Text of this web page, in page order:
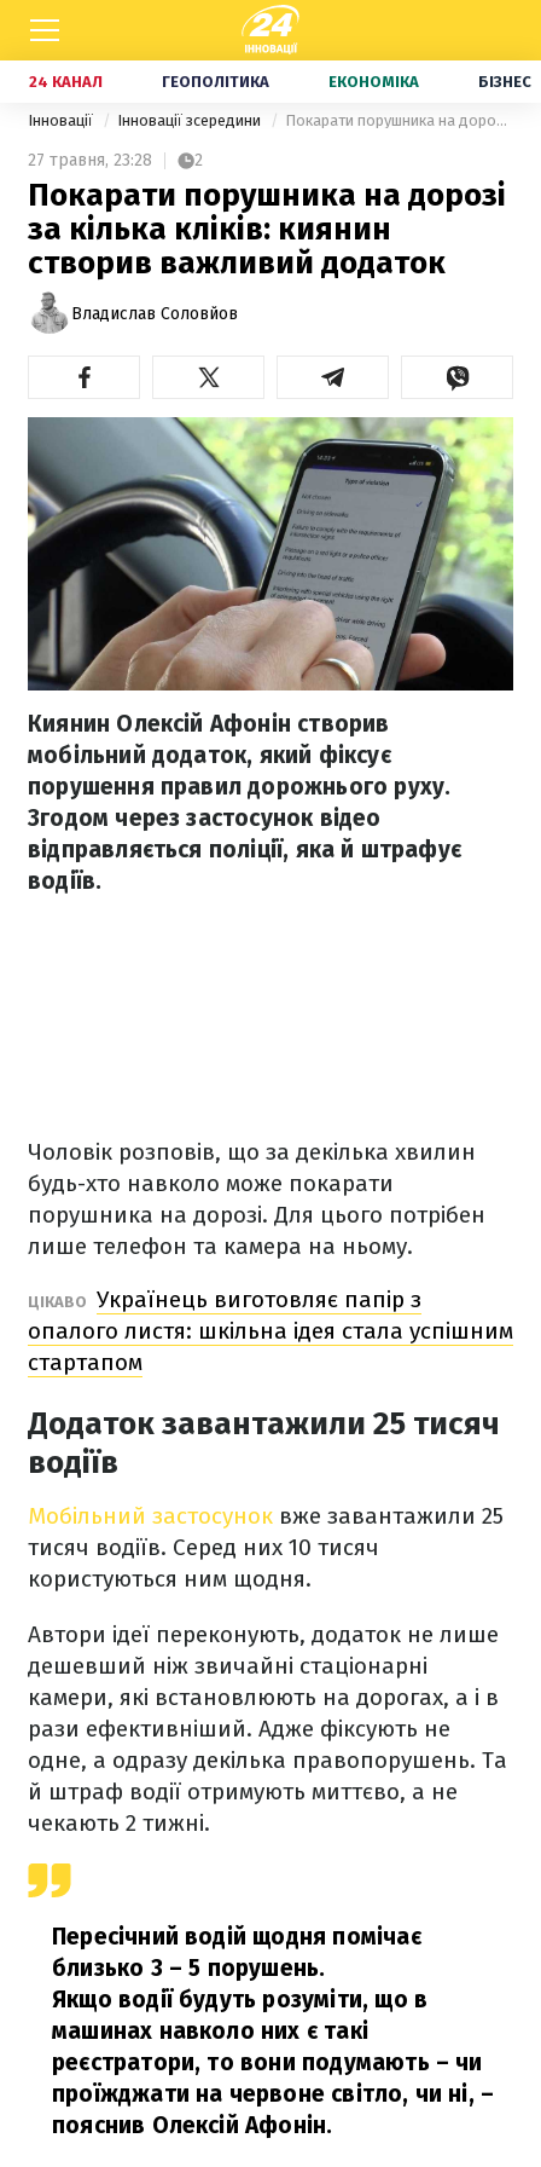
24 КАНАЛ ГЕОПОЛІТИКА ЕКОНОМІКА БІЗНЕС
Інновації Інновації зсередини Покарати порушника на дорозі за кілька кліків: киянин створив важливий додаток
27 травня, 23:28 2
Покарати порушника на дорозі
за кілька кліків: киянин
створив важливий додаток
Владислав Соловйов
Киянин Олексій Афонін створив
мобільний додаток, який фіксує
порушення правил дорожнього руху.
Згодом через застосунок відео
відправляється поліції, яка й штрафує
водіїв.
Чоловік розповів, що за декілька хвилин
будь-хто навколо може покарати
порушника на дорозі. Для цього потрібен
лише телефон та камера на ньому.
ЦІКАВО Українець виготовляє папір з
опалого листя: шкільна ідея стала успішним
стартапом
Додаток завантажили 25 тисяч
водіїв
Мобільний застосунок вже завантажили 25
тисяч водіїв. Серед них 10 тисяч
користуються ним щодня.
Автори ідеї переконують, додаток не лише
дешевший ніж звичайні стаціонарні
камери, які встановлюють на дорогах, а і в
рази ефективніший. Адже фіксують не
одне, а одразу декілька правопорушень. Та
й штраф водії отримують миттєво, а не
чекають 2 тижні.
Пересічний водій щодня помічає
близько 3 – 5 порушень.
Якщо водії будуть розуміти, що в
машинах навколо них є такі
реєстратори, то вони подумають – чи
проїжджати на червоне світло, чи ні, –
пояснив Олексій Афонін.